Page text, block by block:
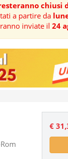
chiusi
a partire da
inviate il 24
€